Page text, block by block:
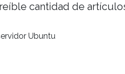
cantidad de
Ubuntu